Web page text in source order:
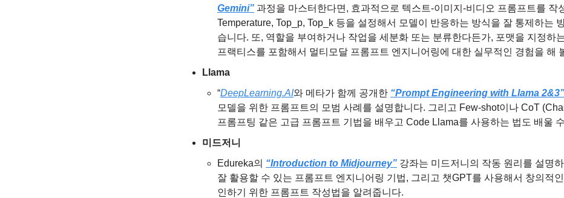
Gemini” 과정을 마스터한다면, 효과적으로 텍스트-이미지-비디오 프롬프트를 작
Temperature, Top_p, Top_k 등을 설정해서 모델이 반응하는 방식을 잘 통제하는
습니다. 또, 역할을 부여하거나 작업을 세분화 또는 분류한다든가, 포맷을 지정하
프랙티스를 포함해서 멀티모달 프롬프트 엔지니어링에 대한 실무적인 경험을 해
Llama
“DeepLearning.AI와 메타가 함께 공개한 “Prompt Engineering with Llama 2&3”
모델을 위한 프롬프트의 모범 사례를 설명합니다. 그리고 Few-shot이나 CoT
프롬프팅 같은 고급 프롬프트 기법을 배우고 Code Llama를 사용하는 법도 배울
미드저니
Edureka의 “Introduction to Midjourney” 강좌는 미드저니의 작동 원리를 설명
잘 활용할 수 있는 프롬프트 엔지니어링 기법, 그리고 챗GPT를 사용해서 창의적
인하기 위한 프롬프트 작성법을 알려줍니다.